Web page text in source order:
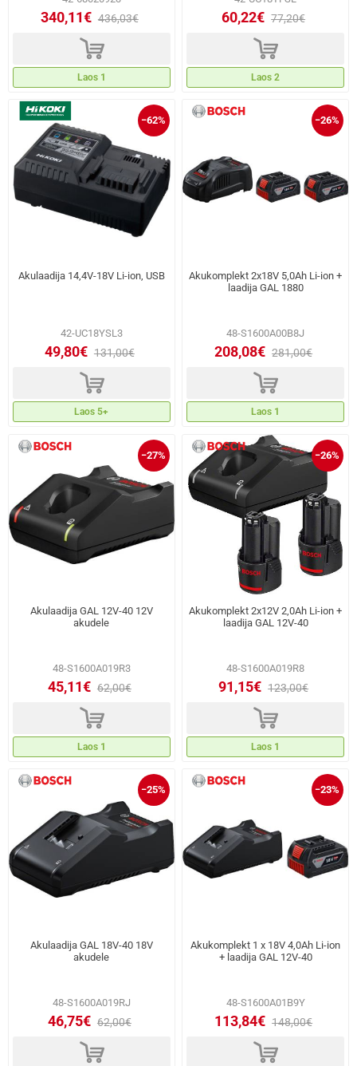
340,11€ 436,03€
d
Laos 1
60,22€ 77,20€
d
Laos 2
−62%
Akulaadija 14,4V-18V Li-ion, USB
42-UC18YSL3
49,80€ 131,00€
d
Laos 5+
−26%
Akukomplekt 2x18V 5,0Ah Li-ion +
laadija GAL 1880
48-S1600A00B8J
208,08€ 281,00€
d
Laos 1
−27%
Akulaadija GAL 12V-40 12V
akudele
48-S1600A019R3
45,11€ 62,00€
d
Laos 1
−26%
Akukomplekt 2x12V 2,0Ah Li-ion +
laadija GAL 12V-40
48-S1600A019R8
91,15€ 123,00€
d
Laos 1
−25%
Akulaadija GAL 18V-40 18V
akudele
48-S1600A019RJ
46,75€ 62,00€
d
−23%
Akukomplekt 1 x 18V 4,0Ah Li-ion
+ laadija GAL 12V-40
48-S1600A01B9Y
113,84€ 148,00€
d